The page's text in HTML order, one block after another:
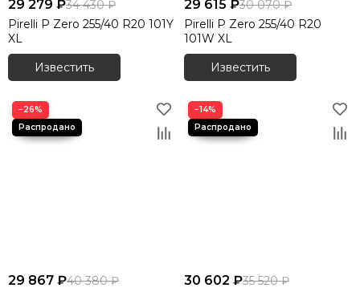
29 279 ₽34 430 ₽
Pirelli P Zero 255/40 R20 101Y
XL
Известить
29 615 ₽30 070 ₽
Pirelli P Zero 255/40 R20
101W XL
Известить
−26%
29 867 ₽40 380 ₽
−14%
30 602 ₽35 520 ₽